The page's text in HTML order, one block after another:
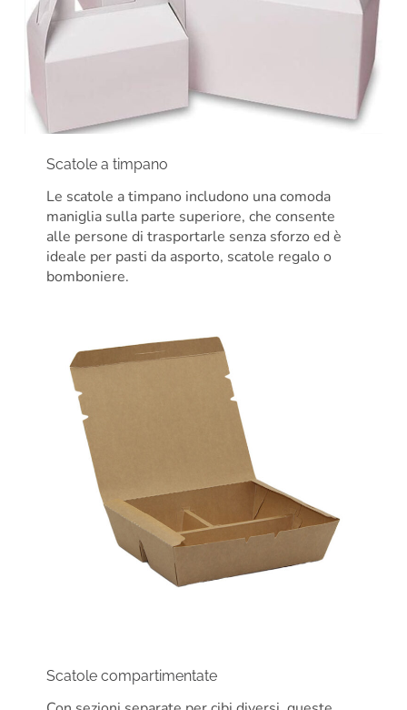
Scatole a timpano
Le scatole a timpano includono una comoda
maniglia sulla parte superiore, che consente
alle persone di trasportarle senza sforzo ed è
ideale per pasti da asporto, scatole regalo o
bomboniere.
Scatole compartimentate